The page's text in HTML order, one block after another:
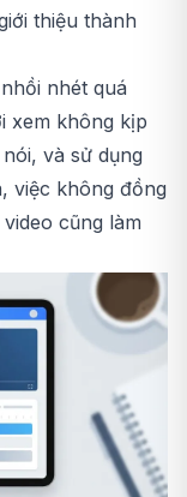
thiệu thành
nhét quá
xem không kịp
và sử dụng
việc không đồng
cũng làm